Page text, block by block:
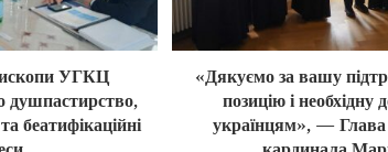
УГКЦ
душпастирство,
беатифікаційні
«Дякуємо за вашу
позицію і необхідну
українцям», —